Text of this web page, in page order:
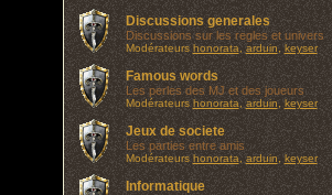
Discussions generales
Discussions sur les regles et univers
Modérateurs honorata ,arduin ,keyser
Famous words
Les perles des MJ et des joueurs
Modérateurs honorata ,arduin ,keyser
Jeux de societe
Les parties entre amis
Modérateurs honorata ,arduin ,keyser
Informatique